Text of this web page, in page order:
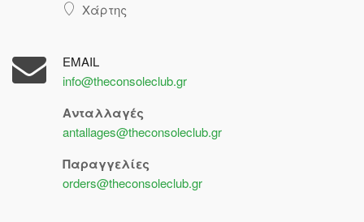
Χάρτης
EMAIL
info@theconsoleclub.gr
Ανταλλαγές
antallages@theconsoleclub.gr
Παραγγελίες
orders@theconsoleclub.gr